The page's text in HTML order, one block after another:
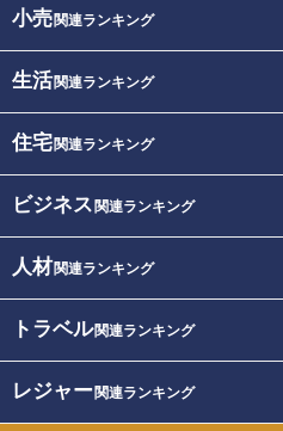
小売関連ランキング
生活関連ランキング
住宅関連ランキング
ビジネス 関連ランキング
人材関連ランキング
トラベル関連ランキング
レジャー関連ランキング